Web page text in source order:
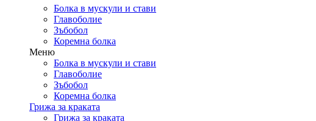
Болка в мускули и стави
Главоболие
Зъбобол
Коремна болка
Меню
Болка в мускули и стави
Главоболие
Зъбобол
Коремна болка
Грижа за краката
Грижа за краката